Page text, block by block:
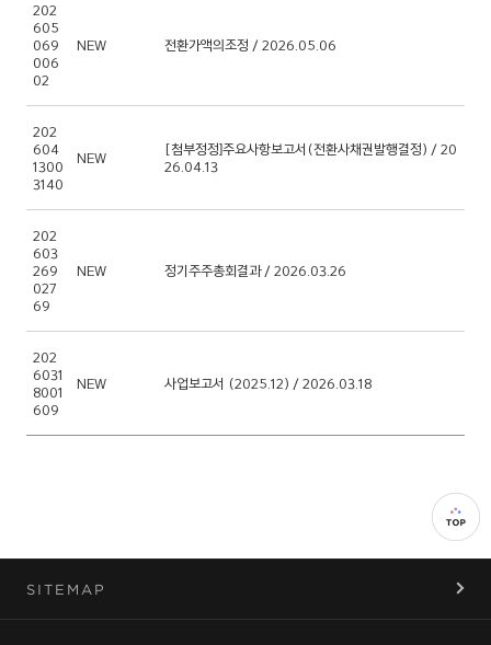
202
605
069
006
02
NEW 전환가액의조정 / 2026.05.06
202
604
1300
3140
NEW
[첨부정정]주요사항보고서(전환사채권발행결정) / 20
26.04.13
202
603
269
027
69
NEW 정기주주총회결과 / 2026.03.26
202
6031
8001
609
NEW 사업보고서 (2025.12) / 2026.03.18
SITEMAP